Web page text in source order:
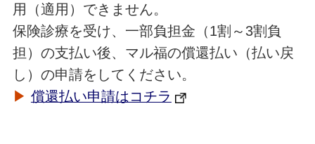
用（適用）できません。
保険診療を受け、一部負担金（1割～3割負
担）の支払い後、マル福の償還払い（払い戻
し）の申請をしてください。
▶ 償還払い申請はコチラ